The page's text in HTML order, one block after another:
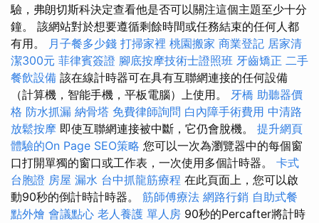
驗，弗朗切斯科決定查看他是否可以關注這個主題至少十分
鐘。 該網站對於想要遵循剩餘時間或任務結束的任何人都
有用。 月子餐多少錢 打掃家裡 桃園搬家 商業登記 居家清
潔300元 菲律賓簽證 腳底按摩技術士證照班 牙齒矯正 二手
餐飲設備 該在線計時器可在具有互聯網連接的任何設備
（計算機，智能手機，平板電腦）上使用。 牙橋 助聽器價
格 防水抓漏 納骨塔 免費律師詢問 白內障手術費用 中清路
放鬆按摩 即使互聯網連接被中斷，它仍會脫機。 提升網頁
體驗的On Page SEO策略 您可以一次為瀏覽器中的每個窗
口打開單獨的窗口或工作表，一次使用多個計時器。 卡式
台胞證 房屋 漏水 台中抓龍筋療程 在此頁面上，您可以啟
動90秒的倒計時計時器。 筋師傅療法 網路行銷 自助式餐
點外燴 會議點心 老人養護 單人房 90秒的Percafter將計時